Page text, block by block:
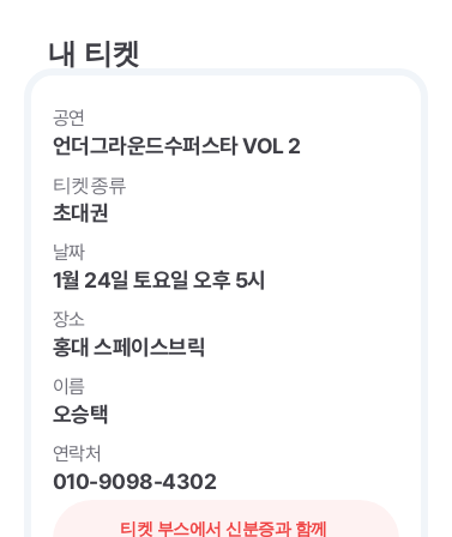
내 티켓
공연
언더그라운드수퍼스타 VOL 2
티켓종류
초대권
날짜
1월 24일 토요일 오후 5시
장소
홍대 스페이스브릭
이름
오승택
연락처
010-9098-4302
티켓 부스에서 신분증과 함께